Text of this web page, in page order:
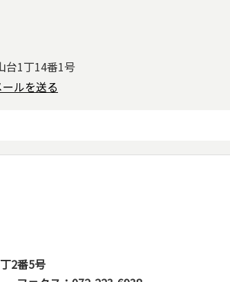
1丁14番1号
ルを送る
2番5号